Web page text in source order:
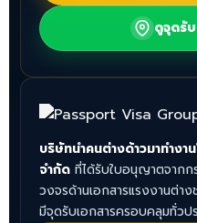
ดูจุดรั
บริษัทนำคนต่างด้าวมาทำงา
จำกัด ที่ได้รับใบอนุญาตจากก
วงจรด้านเอกสารแรงงานต่า
มีจุดรับเอกสารครอบคลุมทั่วป